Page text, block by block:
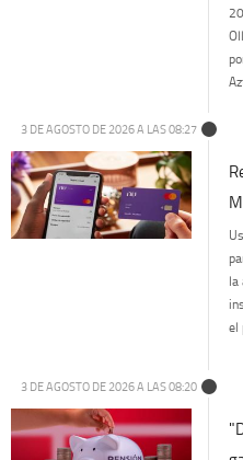
3 DE AGOSTO DE 2026 A LAS 08:27
la
el
3 DE AGOSTO DE 2026 A LAS 08:20